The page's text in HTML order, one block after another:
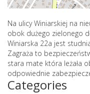
Na ulicy Winiarskiej na
obok dużego zielonego
Winiarska 22a jest
Zagraża to
stara mate która leżała
odpowiednie
Categories